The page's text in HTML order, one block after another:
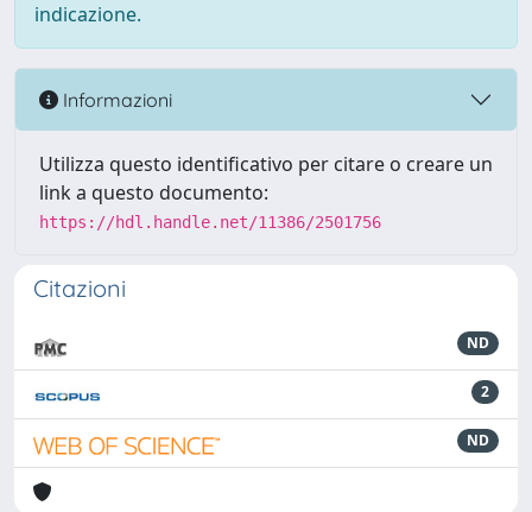
indicazione.
Informazioni
Utilizza questo identificativo per citare o creare un
link a questo documento:
https://hdl.handle.net/11386/2501756
Citazioni
ND
2
ND